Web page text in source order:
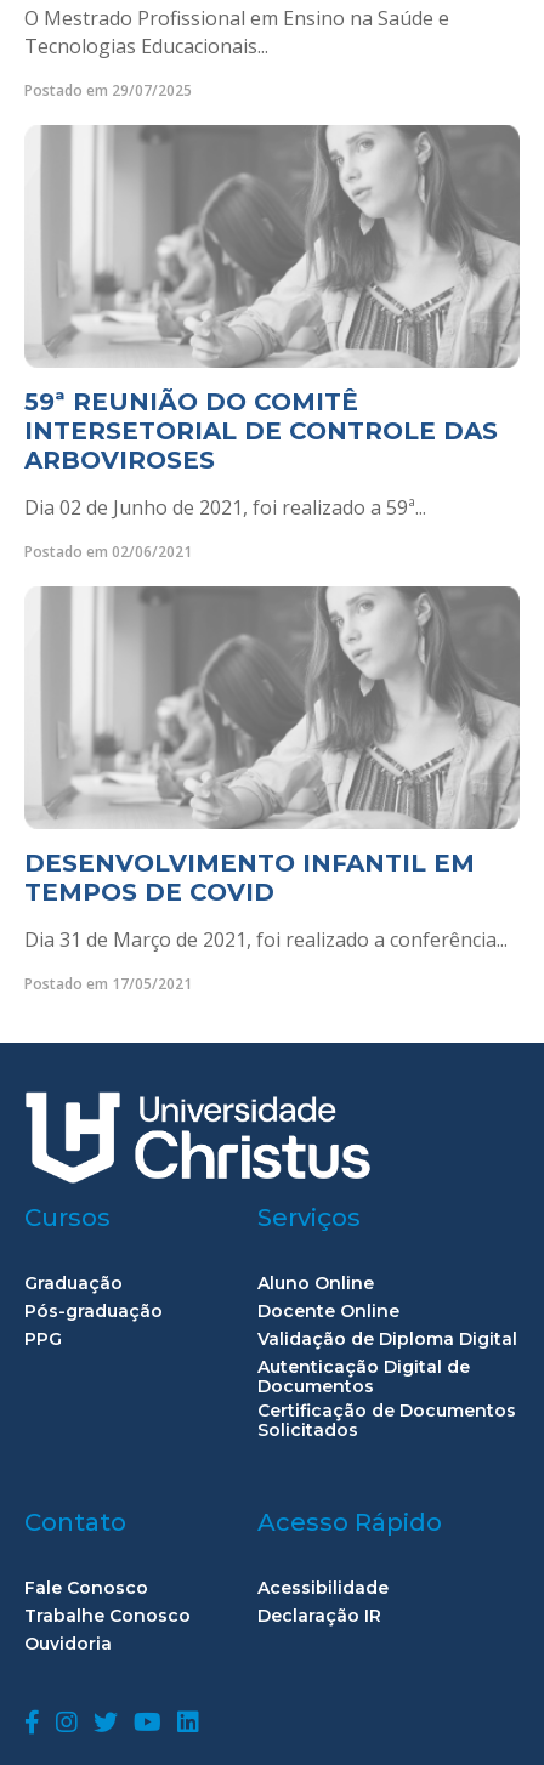
O Mestrado Profissional em Ensino na Saúde e
Tecnologias Educacionais...
Postado em 29/07/2025
59ª REUNIÃO DO COMITÊ
INTERSETORIAL DE CONTROLE DAS
ARBOVIROSES
Dia 02 de Junho de 2021, foi realizado a 59ª...
Postado em 02/06/2021
DESENVOLVIMENTO INFANTIL EM
TEMPOS DE COVID
Dia 31 de Março de 2021, foi realizado a conferência...
Postado em 17/05/2021
Cursos
Graduação
Pós-graduação
PPG
Serviços
Aluno Online
Docente Online
Validação de Diploma Digital
Autenticação Digital de
Documentos
Certificação de Documentos
Solicitados
Contato
Fale Conosco
Trabalhe Conosco
Ouvidoria
Acesso Rápido
Acessibilidade
Declaração IR